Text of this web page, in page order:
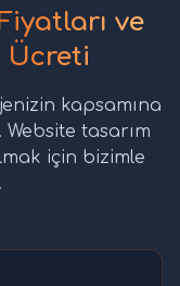
ve
Ücreti
kapsamına
tasarım
için bizimle